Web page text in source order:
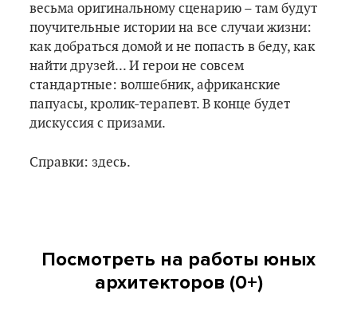
весьма оригинальному сценарию – там будут
поучительные истории на все случаи жизни:
как добраться домой и не попасть в беду, как
найти друзей... И герои не совсем
стандартные: волшебник, африканские
папуасы, кролик-терапевт. В конце будет
дискуссия с призами.
Справки: здесь.
Посмотреть на работы юных
архитекторов (0+)